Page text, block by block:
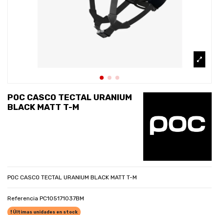
POC CASCO TECTAL URANIUM
BLACK MATT T-M
POC CASCO TECTAL URANIUM BLACK MATT T-M
Referencia PC105171037BM
Últimas unidades en stock